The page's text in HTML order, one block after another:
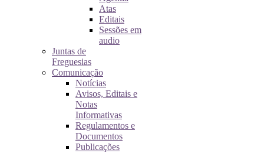
Atas
Editais
Sessões em
audio
Juntas de
Freguesias
Comunicação
Notícias
Avisos, Editais e
Notas
Informativas
Regulamentos e
Documentos
Publicações